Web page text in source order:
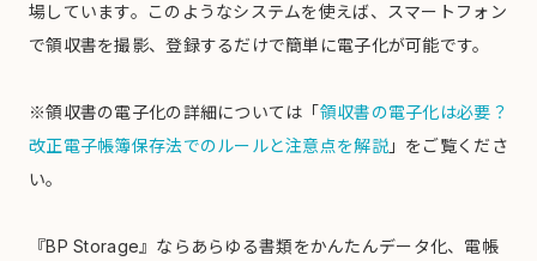
場しています。このようなシステムを使えば、スマートフォン
で領収書を撮影、登録するだけで簡単に電子化が可能です。
※領収書の電子化の詳細については「 領収書の電子化は必要？
改正電子帳簿保存法でのルールと注意点を解説」をご覧くださ
い。
『BP Storage』ならあらゆる書類をかんたんデータ化、電帳